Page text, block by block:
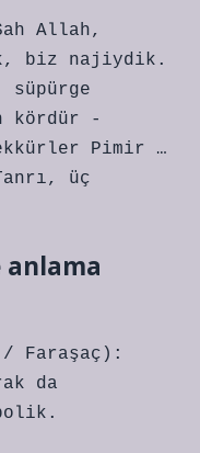
Allah,
biz najiydik.
süpürge
kördür -
Pimir …
üç
Faraşaç):
da